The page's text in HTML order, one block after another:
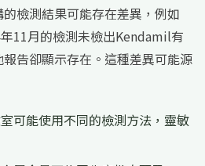
檢測結果可能存在差異，例如
11月的檢測未檢出Kendamil有
告卻顯示存在。這種差異可能源
可能使用不同的檢測方法，靈敏